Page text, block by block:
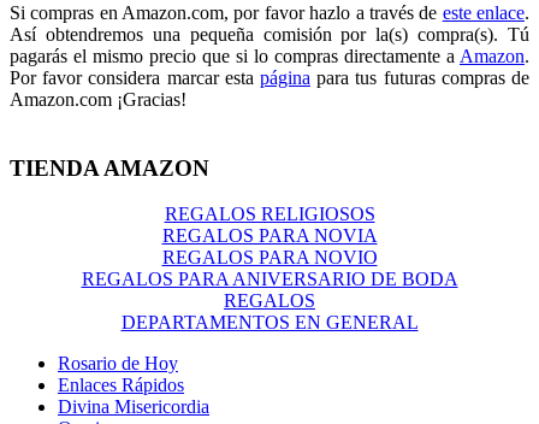
Si compras en Amazon.com, por favor hazlo a través de este enlace.
Así obtendremos una pequeña comisión por la(s) compra(s). Tú
pagarás el mismo precio que si lo compras directamente a Amazon.
Por favor considera marcar esta página para tus futuras compras de
Amazon.com ¡Gracias!
TIENDA AMAZON
REGALOS RELIGIOSOS
REGALOS PARA NOVIA
REGALOS PARA NOVIO
REGALOS PARA ANIVERSARIO DE BODA
REGALOS
DEPARTAMENTOS EN GENERAL
Rosario de Hoy
Enlaces Rápidos
Divina Misericordia